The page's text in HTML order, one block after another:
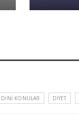
DINI KONULAR DIYET